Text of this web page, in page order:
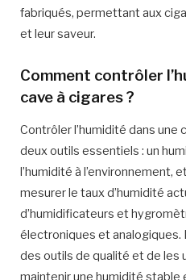
fabriqués, permettant aux
et leur saveur.
Comment contrôler
cave à cigares ?
Contrôler l’humidité dans une
deux outils essentiels : un
l’humidité à l’environnement,
mesurer le taux d’humidité
d’humidificateurs et
électroniques et analogiques.
des outils de qualité et de
maintenir une humidité stable